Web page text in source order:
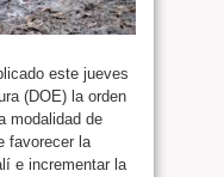
este jueves
(DOE) la orden
modalidad de
favorecer la
e incrementar la